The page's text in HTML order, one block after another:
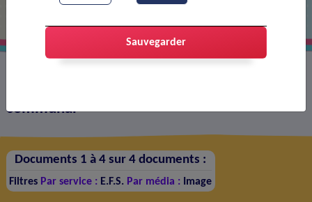
communal
Documents 1 à 4 sur 4 documents :
Filtres Par service : E.F.S. Par média : Image
Sauvegarder